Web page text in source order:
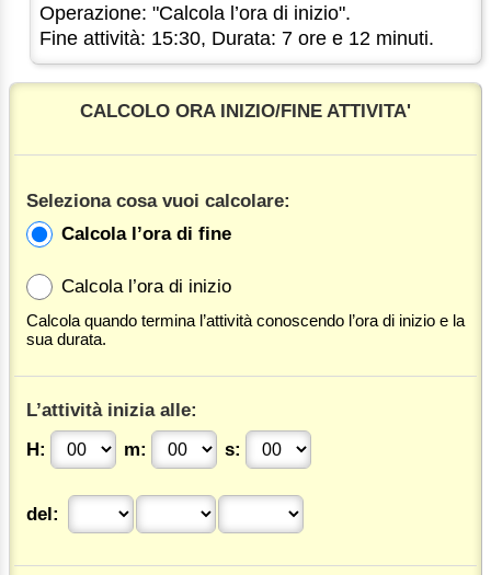
Operazione: "Calcola l’ora di inizio".
Fine attività: 15:30, Durata: 7 ore e 12 minuti.
CALCOLO ORA INIZIO/FINE ATTIVITA'
Seleziona cosa vuoi calcolare:
Calcola l’ora di fine
Calcola l’ora di inizio
Calcola quando termina l’attività conoscendo l’ora di inizio e la
sua durata.
L’attività inizia alle:
H:
m: s:
del: